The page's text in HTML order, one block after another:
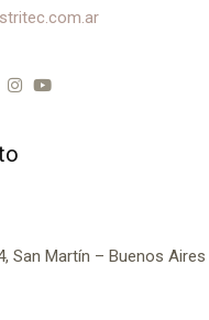
San Martín – Buenos